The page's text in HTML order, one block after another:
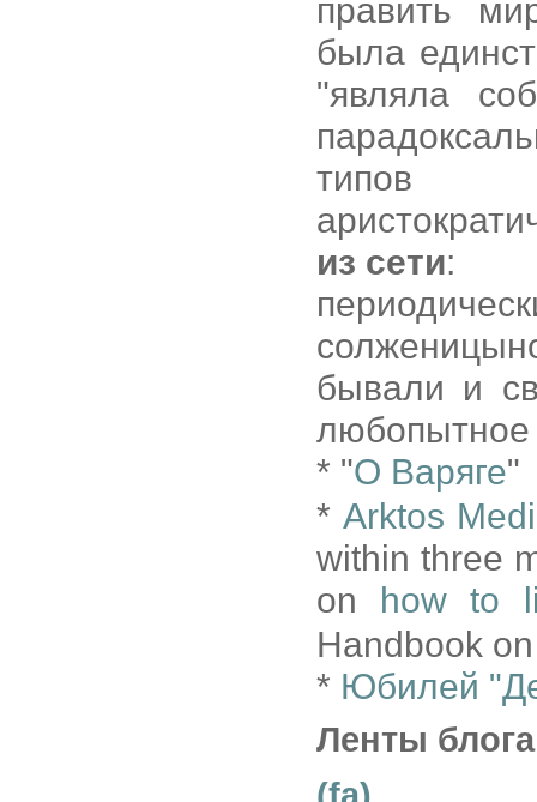
править
была
"являла
типов
из сети:
бывали и
любопытное
* "О Варяге"
* Arktos
within three
on how to
Handbook
* Юбилей
Ленты